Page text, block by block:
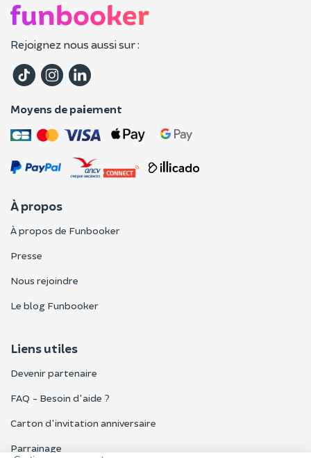
Rejoignez nous aussi sur :
Moyens de paiement
À propos
À propos de Funbooker
Presse
Nous rejoindre
Le blog Funbooker
Liens utiles
Devenir partenaire
FAQ - Besoin d'aide ?
Carton d'invitation anniversaire
Parrainage